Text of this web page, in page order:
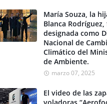
María Souza, la
Blanca Rodríguez,
designada como
Nacional de
Climático del
de Ambiente.
marzo 07, 2025
El video de las